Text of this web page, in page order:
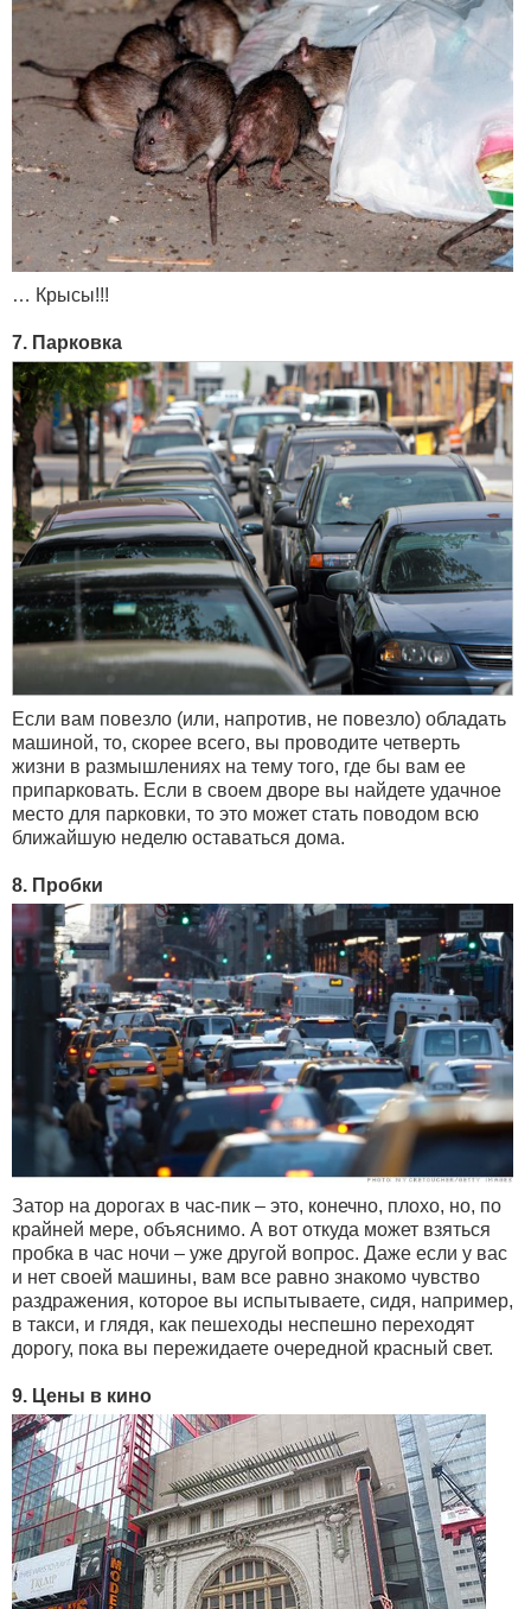
… Крысы!!!
7. Парковка
Если вам повезло (или, напротив, не повезло) обладать
машиной, то, скорее всего, вы проводите четверть
жизни в размышлениях на тему того, где бы вам ее
припарковать. Если в своем дворе вы найдете удачное
место для парковки, то это может стать поводом всю
ближайшую неделю оставаться дома.
8. Пробки
Затор на дорогах в час-пик – это, конечно, плохо, но, по
крайней мере, объяснимо. А вот откуда может взяться
пробка в час ночи – уже другой вопрос. Даже если у вас
и нет своей машины, вам все равно знакомо чувство
раздражения, которое вы испытываете, сидя, например,
в такси, и глядя, как пешеходы неспешно переходят
дорогу, пока вы пережидаете очередной красный свет.
9. Цены в кино